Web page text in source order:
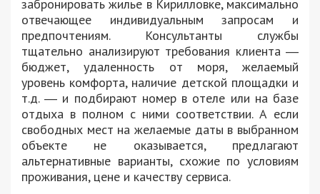
забронировать жилье в Кирилловке, максимально
отвечающее индивидуальным запросам и
предпочтениям. Консультанты службы
тщательно анализируют требования клиента ―
бюджет, удаленность от моря, желаемый
уровень комфорта, наличие детской площадки и
т.д. ― и подбирают номер в отеле или на базе
отдыха в полном с ними соответствии. А если
свободных мест на желаемые даты в выбранном
объекте не оказывается, предлагают
альтернативные варианты, схожие по условиям
проживания, цене и качеству сервиса.